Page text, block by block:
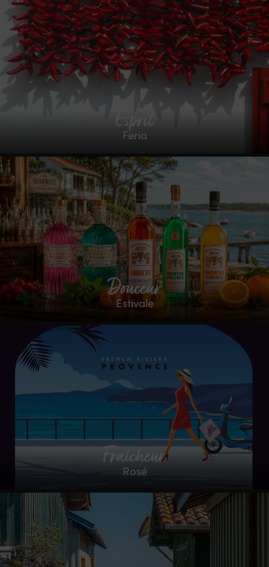
Esprit
Feria
Douceur
Estivale
Fraîcheur
Rosé